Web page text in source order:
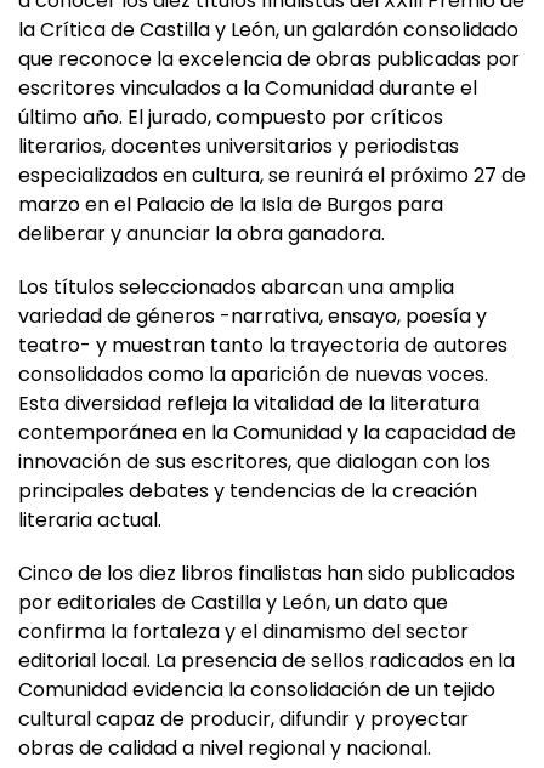
a conocer los diez títulos finalistas del XXIII Premio de
la Crítica de Castilla y León, un galardón consolidado
que reconoce la excelencia de obras publicadas por
escritores vinculados a la Comunidad durante el
último año. El jurado, compuesto por críticos
literarios, docentes universitarios y periodistas
especializados en cultura, se reunirá el próximo 27 de
marzo en el Palacio de la Isla de Burgos para
Los títulos seleccionados abarcan una amplia
variedad de géneros -narrativa, ensayo, poesía y
teatro- y muestran tanto la trayectoria de autores
consolidados como la aparición de nuevas voces.
Esta diversidad refleja la vitalidad de la literatura
contemporánea en la Comunidad y la capacidad de
innovación de sus escritores, que dialogan con los
principales debates y tendencias de la creación
Cinco de los diez libros finalistas han sido publicados
por editoriales de Castilla y León, un dato que
confirma la fortaleza y el dinamismo del sector
editorial local. La presencia de sellos radicados en la
Comunidad evidencia la consolidación de un tejido
cultural capaz de producir, difundir y proyectar